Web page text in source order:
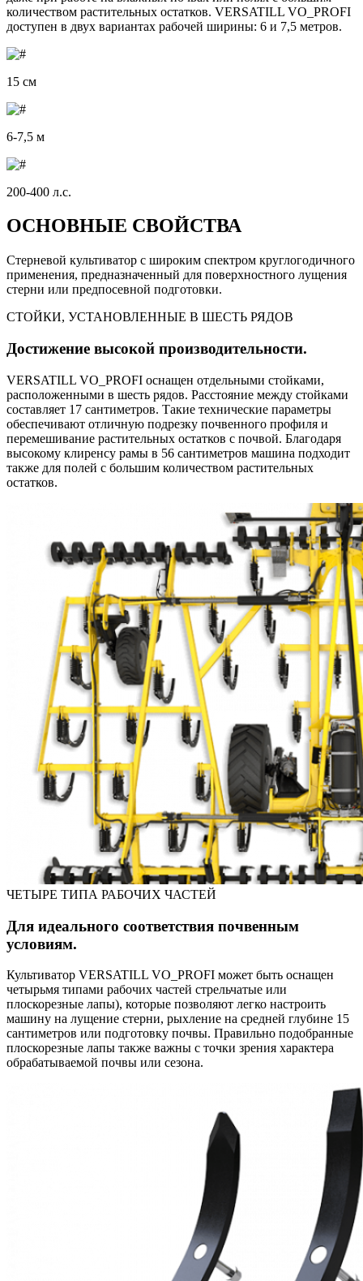
количеством растительных остатков. VERSATILL VO_PROFI
доступен в двух вариантах рабочей ширины: 6 и 7,5 метров.
15 см
6-7,5 м
200-400 л.с.
ОСНОВНЫЕ СВОЙСТВА
Стерневой культиватор с широким спектром круглогодичного
применения, предназначенный для поверхностного лущения
стерни или предпосевной подготовки.
СТОЙКИ, УСТАНОВЛЕННЫЕ В ШЕСТЬ РЯДОВ
Достижение высокой производительности.
VERSATILL VO_PROFI оснащен отдельными стойками,
расположенными в шесть рядов. Расстояние между стойками
составляет 17 сантиметров. Такие технические параметры
обеспечивают отличную подрезку почвенного профиля и
перемешивание растительных остатков с почвой. Благодаря
высокому клиренсу рамы в 56 сантиметров машина подходит
также для полей с большим количеством растительных
остатков.
ЧЕТЫРЕ ТИПА РАБОЧИХ ЧАСТЕЙ
Для идеального соответствия почвенным
условиям.
Культиватор VERSATILL VO_PROFI может быть оснащен
четырьмя типами рабочих частей стрельчатые или
плоскорезные лапы), которые позволяют легко настроить
машину на лущение стерни, рыхление на средней глубине 15
сантиметров или подготовку почвы. Правильно подобранные
плоскорезные лапы также важны с точки зрения характера
обрабатываемой почвы или сезона.